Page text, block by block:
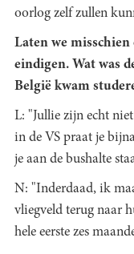
oorlog zelf zullen
Laten we
eindigen. Wat was
België kwam
L: "Jullie zijn echt
in de VS praat je
je aan de bushalte
N: "Inderdaad, ik
vliegveld terug naar
hele eerste zes